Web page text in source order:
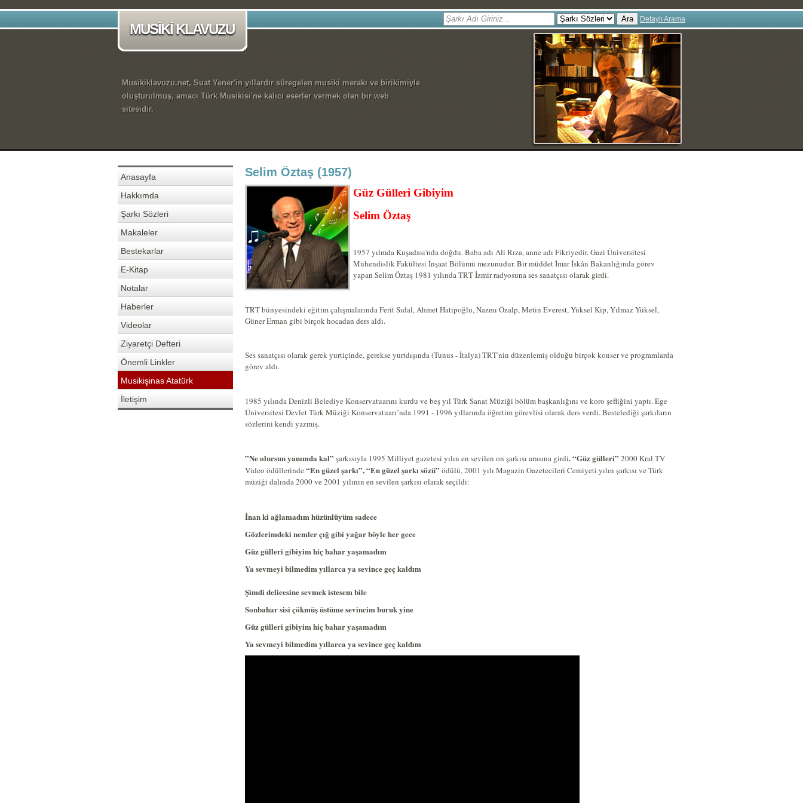
MUSİKİ KLAVUZU
Ara Detaylı Arama
Musikiklavuzu.net, Suat Yener'in yıllardır süregelen musiki merakı ve birikimiyle
oluşturulmuş, amacı Türk Musikisi'ne kalıcı eserler vermek olan bir web
sitesidir.
Anasayfa
Hakkımda
Şarkı Sözleri
Makaleler
Bestekarlar
E-Kitap
Notalar
Haberler
Videolar
Ziyaretçi Defteri
Önemli Linkler
Musikişinas Atatürk
İletişim
Selim Öztaş (1957)
Güz Gülleri Gibiyim
Selim Öztaş
1957 yılmda Kuşadası'nda doğdu. Baba adı Ali Rıza, anne adı Fikriyedir. Gazi Üniversitesi
Mühendislik Fakültesi İnşaat Bölümü mezunudur. Bir müddet İmar İskân Bakanlığında görev
yapan Selim Öztaş 1981 yılında TRT İzmir radyosuna ses sanatçısı olarak girdi.
TRT bünyesindeki eğitim çalışmalarında Ferit Sıdal, Ahmet Hatipoğlu, Nazmı Özalp, Metin Everest, Yüksel Kip, Yılmaz Yüksel,
Güner Erman gibi birçok hocadan ders aldı.
Ses sanatçısı olarak gerek yurtiçinde, gerekse yurtdışında (Tunus - İtalya) TRT'nin düzenlemiş olduğu birçok konser ve programlarda
görev aldı.
1985 yılında Denizli Belediye Konservatuarını kurdu ve beş yıl Türk Sanat Müziği bölüm başkanlığını ve koro şefliğini yaptı. Ege
Üniversitesi Devlet Türk Müziği Konservatuarı’nda 1991 - 1996 yıllarında öğretim görevlisi olarak ders verdi. Bestelediği şarkıların
sözlerini kendi yazmış.
”Ne olursun yanımda kal” şarkısıyla 1995 Milliyet gazetesi yılın en sevilen on şarkısı arasına girdi. “Güz gülleri” 2000 Kral TV
Video ödüllerinde “En güzel şarkı”, “En güzel şarkı sözü” ödülü, 2001 yılı Magazin Gazetecileri Cemiyeti yılın şarkısı ve Türk
müziği dalında 2000 ve 2001 yılının en sevilen şarkısı olarak seçildi:
İnan ki ağlamadım hüzünlüyüm sadece
Gözlerimdeki nemler çığ gibi yağar böyle her gece
Güz gülleri gibiyim hiç bahar yaşamadım
Ya sevmeyi bilmedim yıllarca ya sevince geç kaldım
Şimdi delicesine sevmek istesem bile
Sonbahar sisi çökmüş üstüme sevincim buruk yine
Güz gülleri gibiyim hiç bahar yaşamadım
Ya sevmeyi bilmedim yıllarca ya sevince geç kaldım